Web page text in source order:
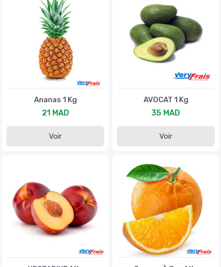
Ananas 1 Kg
21 MAD
Voir
AVOCAT 1 Kg
35 MAD
Voir